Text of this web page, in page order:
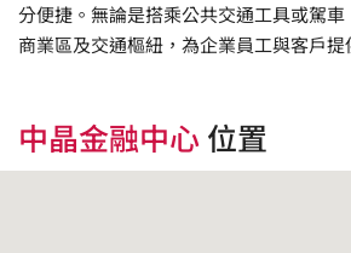
分便捷。無論是搭乘公共交通工具或駕
商業區及交通樞紐，為企業員工與客戶提
中晶金融中心 位置